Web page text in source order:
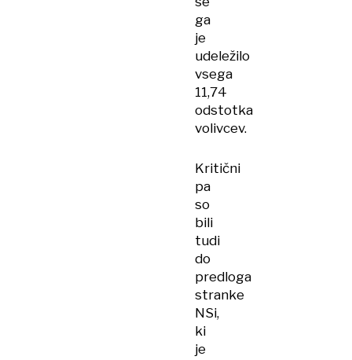
ga
je
udeležilo
vsega
11,74
odstotka
volivcev.
Kritični
pa
so
bili
tudi
do
predloga
stranke
NSi,
ki
je